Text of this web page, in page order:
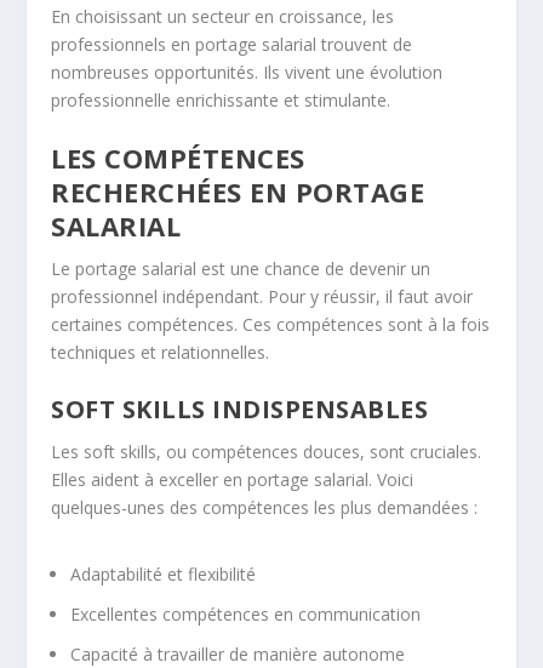
En choisissant un secteur en croissance, les
professionnels en portage salarial trouvent de
nombreuses opportunités. Ils vivent une évolution
professionnelle enrichissante et stimulante.
LES COMPÉTENCES
RECHERCHÉES EN PORTAGE
SALARIAL
Le portage salarial est une chance de devenir un
professionnel indépendant. Pour y réussir, il faut avoir
certaines compétences. Ces compétences sont à la fois
techniques et relationnelles.
SOFT SKILLS INDISPENSABLES
Les soft skills, ou compétences douces, sont cruciales.
Elles aident à exceller en portage salarial. Voici
quelques-unes des compétences les plus demandées :
Adaptabilité et flexibilité
Excellentes compétences en communication
Capacité à travailler de manière autonome